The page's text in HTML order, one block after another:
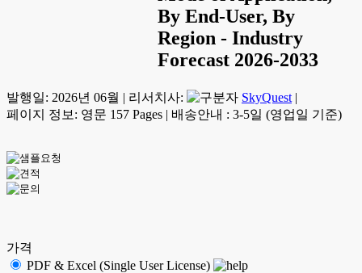
By End-User, By
Region - Industry
Forecast 2026-2033
발행일: 2026년 06월 | 리서치사: SkyQuest |
페이지 정보: 영문 157 Pages | 배송안내 : 3-5일 (영업일 기준)
가격
PDF & Excel (Single User License)